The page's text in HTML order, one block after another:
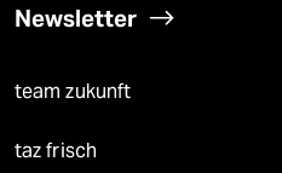
Newsletter
team zukunft
taz frisch